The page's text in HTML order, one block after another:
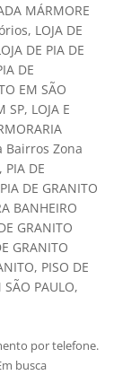
MÁRMORE
, LOJA DE
DE PIA DE
DE
EM SÃO
SP, LOJA E
Bairros Zona
PIA DE
PIA DE GRANITO
BANHEIRO
GRANITO
GRANITO
, PISO DE
SÃO PAULO,
por telefone.
busca